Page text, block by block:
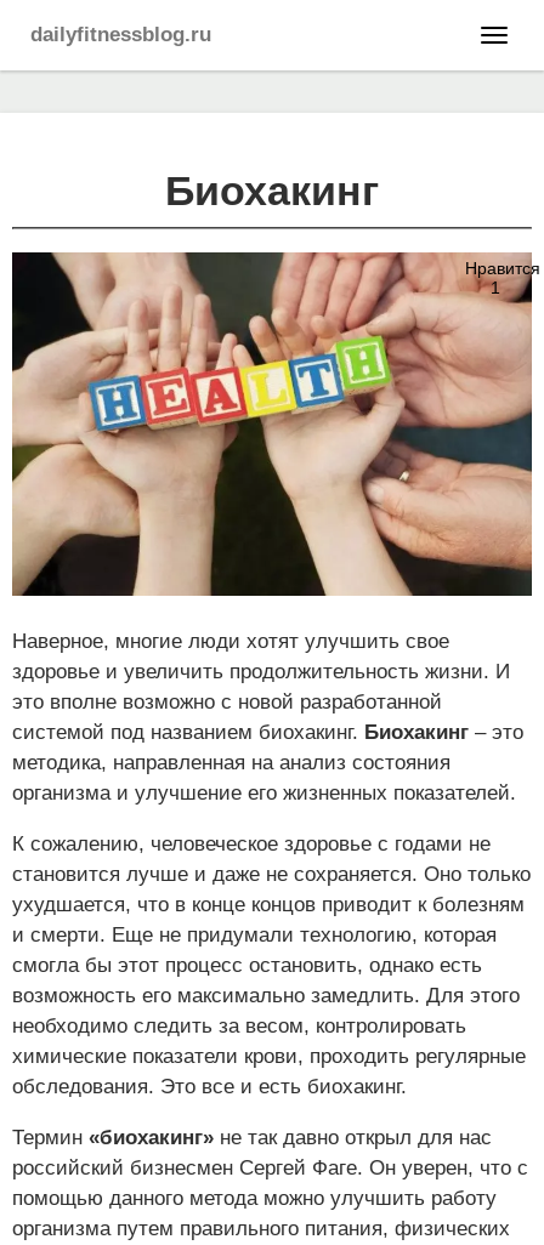
dailyfitnessblog.ru
Биохакинг
Нравится
1
Наверное, многие люди хотят улучшить свое
здоровье и увеличить продолжительность жизни. И
это вполне возможно с новой разработанной
системой под названием биохакинг. Биохакинг – это
методика, направленная на анализ состояния
организма и улучшение его жизненных показателей.
К сожалению, человеческое здоровье с годами не
становится лучше и даже не сохраняется. Оно только
ухудшается, что в конце концов приводит к болезням
и смерти. Еще не придумали технологию, которая
смогла бы этот процесс остановить, однако есть
возможность его максимально замедлить. Для этого
необходимо следить за весом, контролировать
химические показатели крови, проходить регулярные
обследования. Это все и есть биохакинг.
Термин «биохакинг» не так давно открыл для нас
российский бизнесмен Сергей Фаге. Он уверен, что с
помощью данного метода можно улучшить работу
организма путем правильного питания, физических